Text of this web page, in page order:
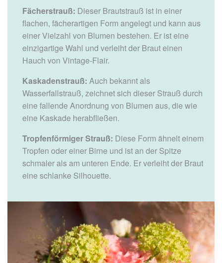
Fächerstrauß: Dieser Brautstrauß ist in einer
flachen, fächerartigen Form angelegt und kann aus
einer Vielzahl von Blumen bestehen. Er ist eine
einzigartige Wahl und verleiht der Braut einen
Hauch von Vintage-Flair.
Kaskadenstrauß: Auch bekannt als
Wasserfallstrauß, zeichnet sich dieser Strauß durch
eine fallende Anordnung von Blumen aus, die wie
eine Kaskade herabfließen.
Tropfenförmiger Strauß: Diese Form ähnelt einem
Tropfen oder einer Birne und ist an der Spitze
schmaler als am unteren Ende. Er verleiht der Braut
eine schlanke Silhouette.